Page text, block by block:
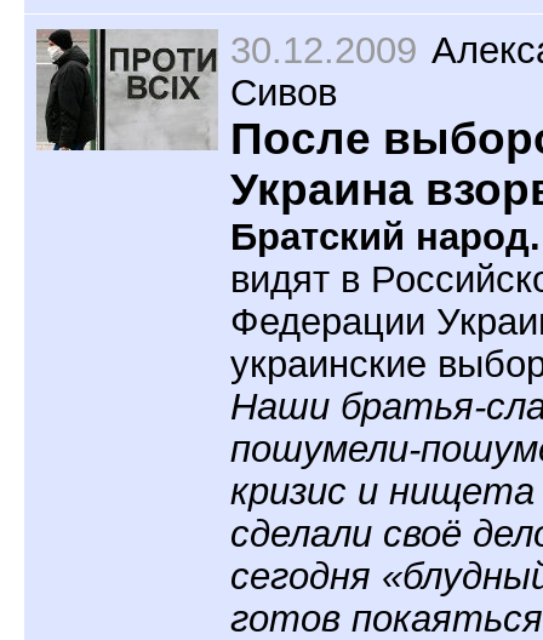
30.12.2009
Сивов
После
Украина
Братский народ.
видят в
Федерации
украинские
Наши братья-
пошумели-
кризис и нищета
сделали своё
сегодня
готов